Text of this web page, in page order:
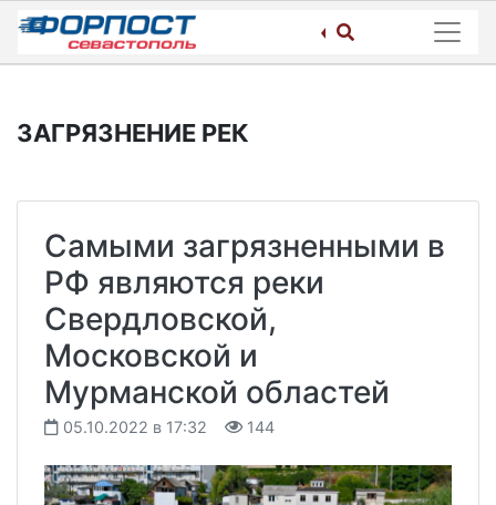
Skip
content
ЗАГРЯЗНЕНИЕ РЕК
Самыми загрязненными в
РФ являются реки
Свердловской,
Московской и
Мурманской областей
05.10.2022 в 17:32 144